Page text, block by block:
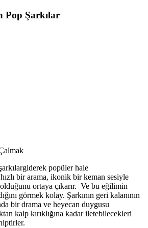
Pop Şarkılar
popüler hale
bir arama, ikonik bir keman sesiyle
ortaya çıkarır. Ve bu eğilimin
görmek kolay. Şarkının geri kalanının
bir drama ve heyecan duygusu
kalp kırıklığına kadar iletebilecekleri